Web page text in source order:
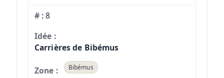
8
Carrières de Bibémus
Bibémus